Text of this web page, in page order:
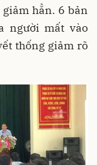
hẳn. 6 bản
người mất vào
thống giảm rõ